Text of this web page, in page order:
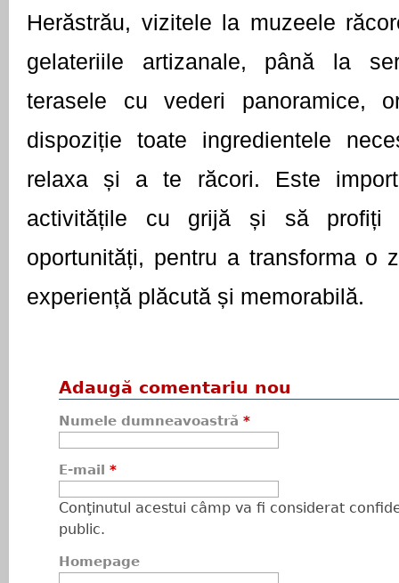
Herăstrău, vizitele la muzeele
gelateriile artizanale, până la
terasele cu vederi panoramice,
dispoziție toate ingredientele
relaxa și a te răcori. Este
activitățile cu grijă și să profiți
oportunități, pentru a transforma o
experiență plăcută și memorabilă.
Adaugă comentariu nou
Numele dumneavoastră *
E-mail *
Conţinutul acestui câmp va fi considerat
public.
Homepage